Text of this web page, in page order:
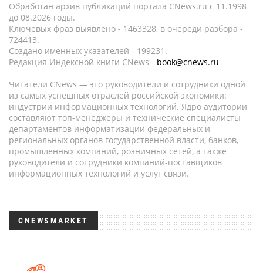
Обработан архив публикаций портала CNews.ru c 11.1998
до 08.2026 годы.
Ключевых фраз выявлено - 1463328, в очереди разбора -
724413.
Создано именных указателей - 199231.
Редакция Индексной книги CNews - book@cnews.ru
Читатели CNews — это руководители и сотрудники одной
из самых успешных отраслей российской экономики:
индустрии информационных технологий. Ядро аудитории
составляют топ-менеджеры и технические специалисты
департаментов информатизации федеральных и
региональных органов государственной власти, банков,
промышленных компаний, розничных сетей, а также
руководители и сотрудники компаний-поставщиков
информационных технологий и услуг связи.
CNEWSMARKET